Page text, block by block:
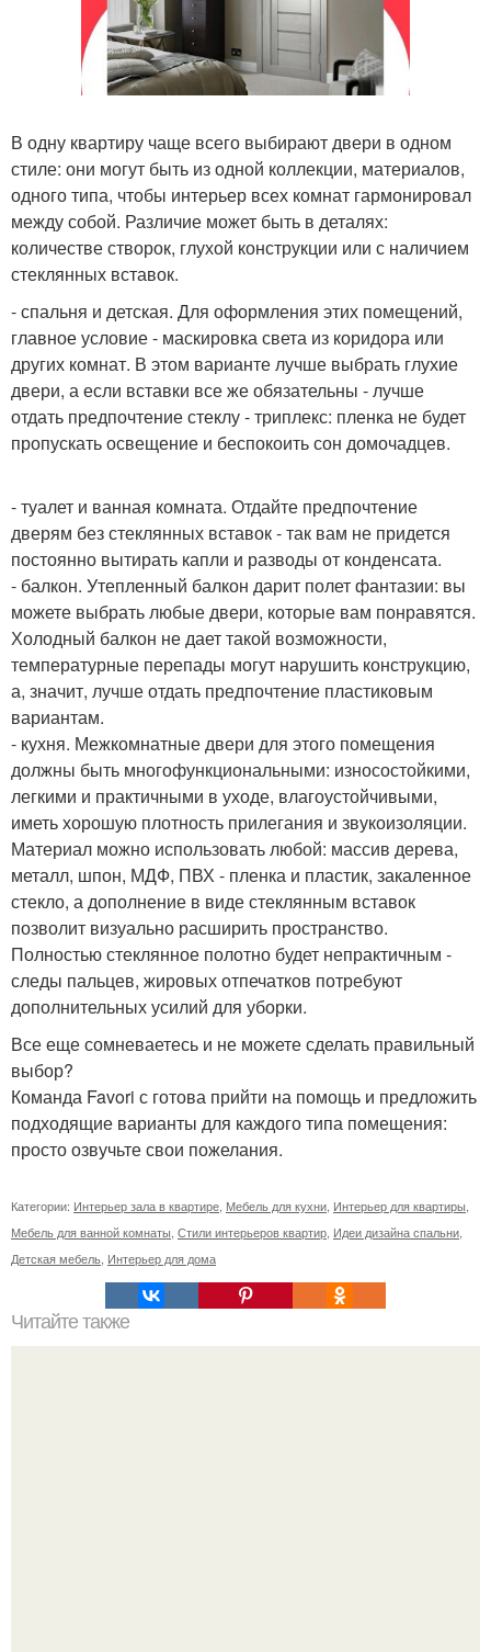
В одну квартиру чаще всего выбирают двери в одном
стиле: они могут быть из одной коллекции, материалов,
одного типа, чтобы интерьер всех комнат гармонировал
между собой. Различие может быть в деталях:
количестве створок, глухой конструкции или с наличием
стеклянных вставок.
- спальня и детская. Для оформления этих помещений,
главное условие - маскировка света из коридора или
других комнат. В этом варианте лучше выбрать глухие
двери, а если вставки все же обязательны - лучше
отдать предпочтение стеклу - триплекс: пленка не будет
пропускать освещение и беспокоить сон домочадцев.
- туалет и ванная комната. Отдайте предпочтение
дверям без стеклянных вставок - так вам не придется
постоянно вытирать капли и разводы от конденсата.
- балкон. Утепленный балкон дарит полет фантазии: вы
можете выбрать любые двери, которые вам понравятся.
Холодный балкон не дает такой возможности,
температурные перепады могут нарушить конструкцию,
а, значит, лучше отдать предпочтение пластиковым
вариантам.
- кухня. Межкомнатные двери для этого помещения
должны быть многофункциональными: износостойкими,
легкими и практичными в уходе, влагоустойчивыми,
иметь хорошую плотность прилегания и звукоизоляции.
Материал можно использовать любой: массив дерева,
металл, шпон, МДФ, ПВХ - пленка и пластик, закаленное
стекло, а дополнение в виде стеклянным вставок
позволит визуально расширить пространство.
Полностью стеклянное полотно будет непрактичным -
следы пальцев, жировых отпечатков потребуют
дополнительных усилий для уборки.
Все еще сомневаетесь и не можете сделать правильный
выбор?
Команда Favori с готова прийти на помощь и предложить
подходящие варианты для каждого типа помещения:
просто озвучьте свои пожелания.
Категории: Интерьер зала в квартире Мебель для кухни Интерьер для квартиры
Мебель для ванной комнаты Стили интерьеров квартир Идеи дизайна спальни
Детская мебель Интерьер для дома
Читайте также